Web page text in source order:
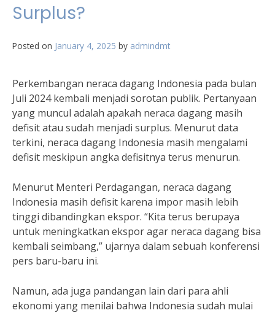
Surplus?
Posted on January 4, 2025 by admindmt
Perkembangan neraca dagang Indonesia pada bulan
Juli 2024 kembali menjadi sorotan publik. Pertanyaan
yang muncul adalah apakah neraca dagang masih
defisit atau sudah menjadi surplus. Menurut data
terkini, neraca dagang Indonesia masih mengalami
defisit meskipun angka defisitnya terus menurun.
Menurut Menteri Perdagangan, neraca dagang
Indonesia masih defisit karena impor masih lebih
tinggi dibandingkan ekspor. “Kita terus berupaya
untuk meningkatkan ekspor agar neraca dagang bisa
kembali seimbang,” ujarnya dalam sebuah konferensi
pers baru-baru ini.
Namun, ada juga pandangan lain dari para ahli
ekonomi yang menilai bahwa Indonesia sudah mulai